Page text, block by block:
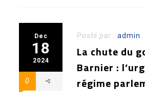
Dec
18
2024
0
Posté par :admin
La chute du
Barnier :
régime